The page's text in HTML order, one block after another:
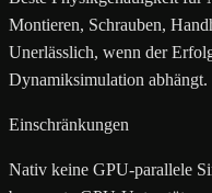
Montieren, Schrauben,
Unerlässlich, wenn der
Dynamiksimulation abhängt.
Einschränkungen
Nativ keine GPU-parallele